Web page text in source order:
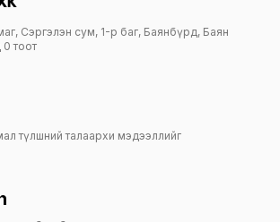
Сэргэлэн сум, 1-р баг, Баянбүрд, Баян
тоот
түлшний талаархи мэдээллийг